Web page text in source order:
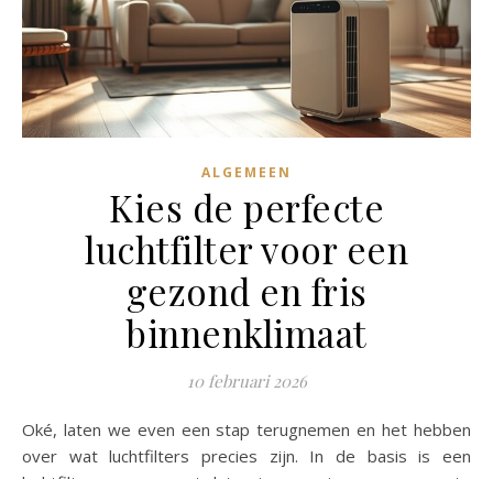
ALGEMEEN
Kies de perfecte
luchtfilter voor een
gezond en fris
binnenklimaat
10 februari 2026
Oké, laten we even een stap terugnemen en het hebben
over wat luchtfilters precies zijn. In de basis is een